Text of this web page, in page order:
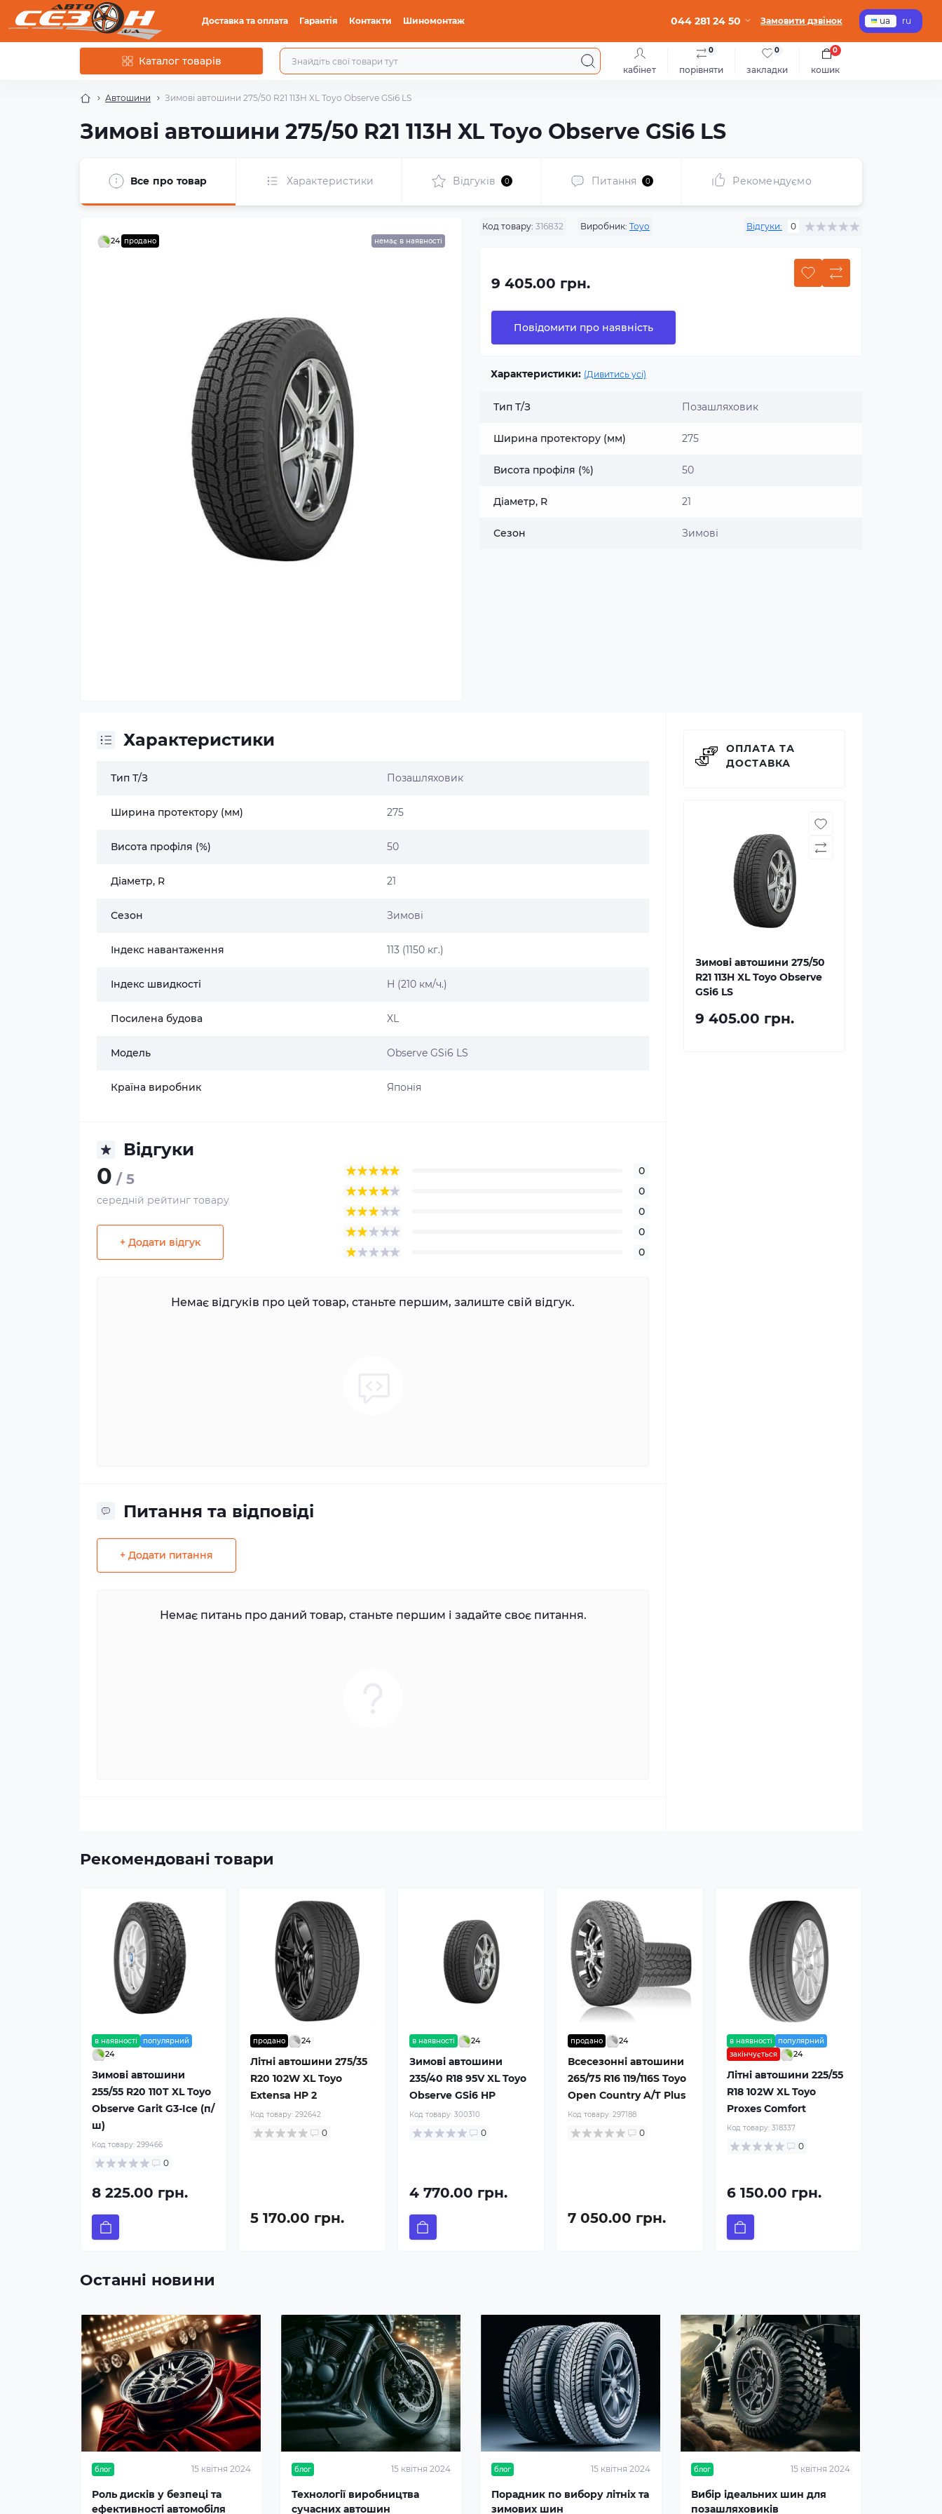
Доставка та оплата Гарантія Контакти Шиномонтаж 044 281 24 50 Замовити дзвінок ua ru
Каталог товарів
кабінет порівняти
0
закладки
0
кошик
0
Автошини Зимові автошини 275/50 R21 113H XL Toyo Observe GSi6 LS
Зимові автошини 275/50 R21 113H XL Toyo Observe GSi6 LS
Все про товар Характеристики Відгуків 0 Питання 0 Рекомендуємо
24 продано немає в наявності
Код товару: 316832 Виробник: Toyo Відгуки: 0
9 405.00 грн.
Повідомити про наявність
Характеристики: (Дивитись усі)
Тип Т/З Позашляховик
Ширина протектору (мм) 275
Висота профіля (%) 50
Діаметр, R 21
Сезон Зимові
Характеристики
Тип Т/З Позашляховик
Ширина протектору (мм) 275
Висота профіля (%) 50
Діаметр, R 21
Сезон Зимові
Індекс навантаження 113 (1150 кг.)
Індекс швидкості H (210 км/ч.)
Посилена будова XL
Модель Observe GSi6 LS
Країна виробник Японія
Відгуки
0 / 5
середній рейтинг товару
+ Додати відгук
0
0
0
0
0
Немає відгуків про цей товар, станьте першим, залиште свій відгук.
Питання та відповіді
+ Додати питання
Немає питань про даний товар, станьте першим і задайте своє питання.
ОПЛАТА ТА
ДОСТАВКА
Зимові автошини 275/50
R21 113H XL Toyo Observe
GSi6 LS
9 405.00 грн.
Рекомендовані товари
в наявності популярний
24
Зимові автошини
255/55 R20 110T XL Toyo
Observe Garit G3-Ice (п/
ш)
Код товару: 299466
0
8 225.00 грн.
продано 24
Літні автошини 275/35
R20 102W XL Toyo
Extensa HP 2
Код товару:292642
0
5 170.00 грн.
в наявності 24
Зимові автошини
235/40 R18 95V XL Toyo
Observe GSi6 HP
Код товару: 300310
0
4 770.00 грн.
продано 24
Всесезонні автошини
265/75 R16 119/116S Toyo
Open Country A/T Plus
Код товару:297188
0
7 050.00 грн.
в наявності
популярний
закінчується
24
Літні автошини 225/55
R18 102W XL Toyo
Proxes Comfort
Код товару: 318337
0
6 150.00 грн.
Останні новини
блог 15 квітня 2024
Роль дисків у безпеці та
ефективності автомобіля
блог 15 квітня 2024
Технології виробництва
сучасних автошин
блог 15 квітня 2024
Порадник по вибору літніх та
зимових шин
блог 15 квітня 2024
Вибір ідеальних шин для
позашляховиків